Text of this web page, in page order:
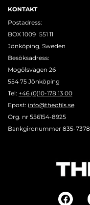
KONTAKT
Postadress:
BOX 1009 551 11
Jönköping, Sweden
Besöksadress:
Mogölsvägen 26
554 75 Jönköping
Tel: +46 (0)10-178 13 00
Epost: info@theofils.se
Org. nr 556154-8925
Bankgironummer 835-7378